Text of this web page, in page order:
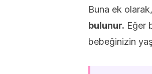
Buna ek
bulunur. Eğer
bebeğinizin